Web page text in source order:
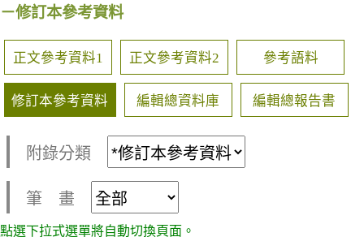
－修訂本參考資料
正文參考資料1 正文參考資料2 參考語料
修訂本參考資料 編輯總資料庫 編輯總報告書
附錄分類
筆 畫
點選下拉式選單將自動切換頁面。